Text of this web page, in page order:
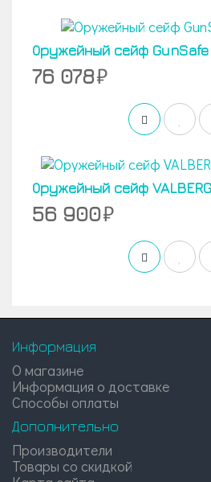
Оружейный сейф GunSafe
76 078
Оружейный сейф
56 900
Информация
О магазине
Информация о доставке
Способы оплаты
Дополнительно
Производители
Товары со скидкой